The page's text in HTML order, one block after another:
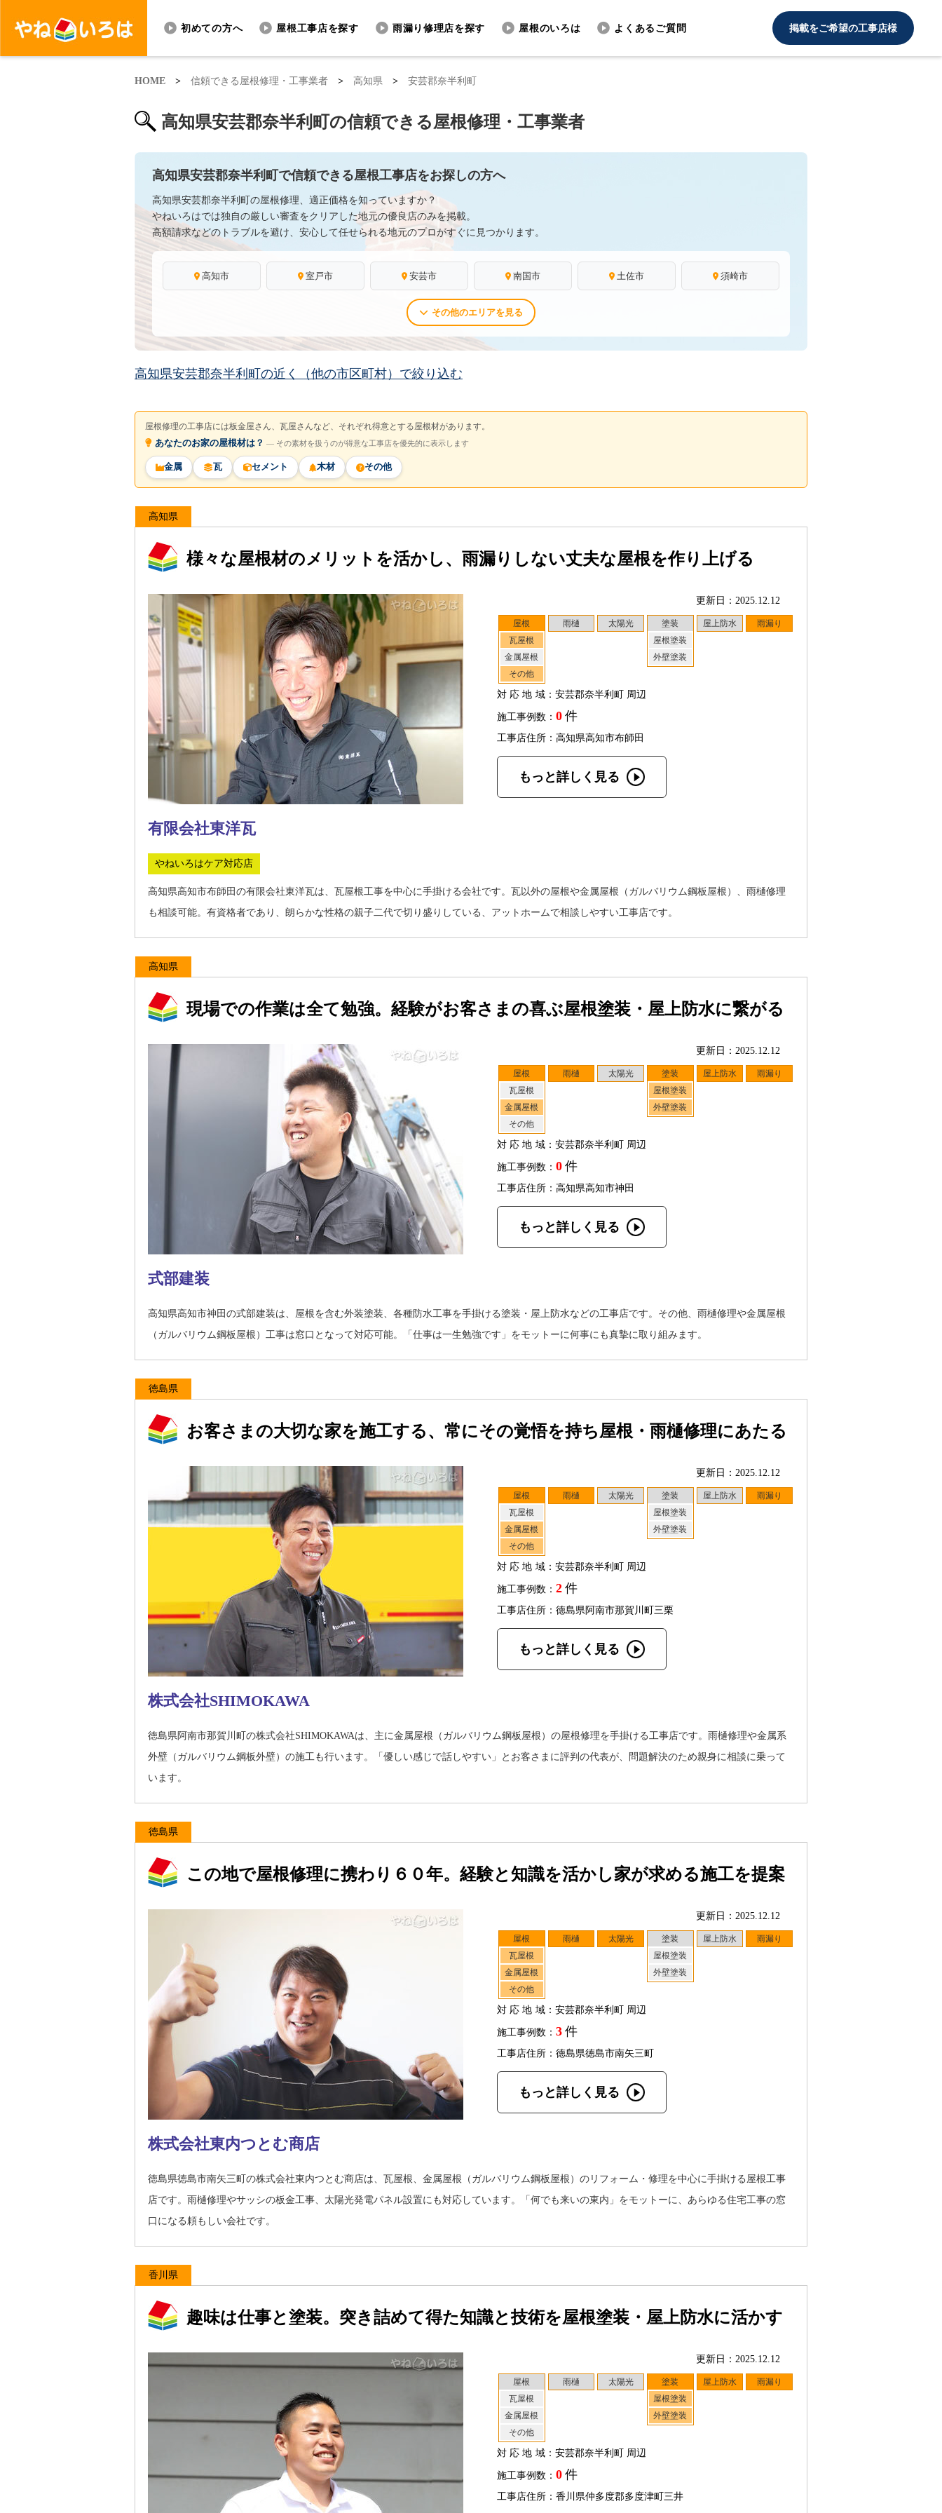
初めての方へ 屋根工事店を探す 雨漏り修理店を探す 屋根のいろは よくあるご質問 掲載をご希望の工事店様
HOME > 信頼できる屋根修理・工事業者 > 高知県 > 安芸郡奈半利町
高知県安芸郡奈半利町の信頼できる屋根修理・工事業者
高知県安芸郡奈半利町で信頼できる屋根工事店をお探しの方へ
高知県安芸郡奈半利町の屋根修理、適正価格を知っていますか？
やねいろはでは独自の厳しい審査をクリアした地元の優良店のみを掲載。
高額請求などのトラブルを避け、安心して任せられる地元のプロがすぐに見つかります。
高知市 室戸市 安芸市 南国市 土佐市 須崎市
その他のエリアを見る
高知県安芸郡奈半利町の近く（他の市区町村）で絞り込む
屋根修理の工事店には板金屋さん、瓦屋さんなど、それぞれ得意とする屋根材があります。
あなたのお家の屋根材は？ ― その素材を扱うのが得意な工事店を優先的に表示します
金属 瓦 セメント 木材 その他
高知県
様々な屋根材のメリットを活かし、雨漏りしない丈夫な屋根を作り上げる
更新日：2025.12.12
屋根
瓦屋根
金属屋根
その他
雨樋 太陽光
塗装
屋根塗装
外壁塗装
屋上防水 雨漏り
対応地域：安芸郡奈半利町 周辺
施工事例数： 0 件
工事店住所：高知県高知市布師田
もっと詳しく見る
有限会社東洋瓦
やねいろはケア対応店
高知県高知市布師田の有限会社東洋瓦は、瓦屋根工事を中心に手掛ける会社です。瓦以外の屋根や金属屋根（ガルバリウム鋼板屋根）、雨樋修理
も相談可能。有資格者であり、朗らかな性格の親子二代で切り盛りしている、アットホームで相談しやすい工事店です。
高知県
現場での作業は全て勉強。経験がお客さまの喜ぶ屋根塗装・屋上防水に繋がる
更新日：2025.12.12
屋根
瓦屋根
金属屋根
その他
雨樋 太陽光
塗装
屋根塗装
外壁塗装
屋上防水 雨漏り
対応地域：安芸郡奈半利町 周辺
施工事例数： 0 件
工事店住所：高知県高知市神田
もっと詳しく見る
式部建装
高知県高知市神田の式部建装は、屋根を含む外装塗装、各種防水工事を手掛ける塗装・屋上防水などの工事店です。その他、雨樋修理や金属屋根
（ガルバリウム鋼板屋根）工事は窓口となって対応可能。「仕事は一生勉強です」をモットーに何事にも真摯に取り組みます。
徳島県
お客さまの大切な家を施工する、常にその覚悟を持ち屋根・雨樋修理にあたる
更新日：2025.12.12
屋根
瓦屋根
金属屋根
その他
雨樋 太陽光
塗装
屋根塗装
外壁塗装
屋上防水 雨漏り
対応地域：安芸郡奈半利町 周辺
施工事例数： 2 件
工事店住所：徳島県阿南市那賀川町三栗
もっと詳しく見る
株式会社SHIMOKAWA
徳島県阿南市那賀川町の株式会社SHIMOKAWAは、主に金属屋根（ガルバリウム鋼板屋根）の屋根修理を手掛ける工事店です。雨樋修理や金属系
外壁（ガルバリウム鋼板外壁）の施工も行います。「優しい感じで話しやすい」とお客さまに評判の代表が、問題解決のため親身に相談に乗って
います。
徳島県
この地で屋根修理に携わり６０年。経験と知識を活かし家が求める施工を提案
更新日：2025.12.12
屋根
瓦屋根
金属屋根
その他
雨樋 太陽光
塗装
屋根塗装
外壁塗装
屋上防水 雨漏り
対応地域：安芸郡奈半利町 周辺
施工事例数： 3 件
工事店住所：徳島県徳島市南矢三町
もっと詳しく見る
株式会社東内つとむ商店
徳島県徳島市南矢三町の株式会社東内つとむ商店は、瓦屋根、金属屋根（ガルバリウム鋼板屋根）のリフォーム・修理を中心に手掛ける屋根工事
店です。雨樋修理やサッシの板金工事、太陽光発電パネル設置にも対応しています。「何でも来いの東内」をモットーに、あらゆる住宅工事の窓
口になる頼もしい会社です。
香川県
趣味は仕事と塗装。突き詰めて得た知識と技術を屋根塗装・屋上防水に活かす
更新日：2025.12.12
屋根
瓦屋根
金属屋根
その他
雨樋 太陽光
塗装
屋根塗装
外壁塗装
屋上防水 雨漏り
対応地域：安芸郡奈半利町 周辺
施工事例数： 0 件
工事店住所：香川県仲多度郡多度津町三井